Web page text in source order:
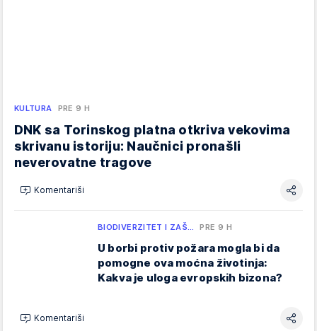
KULTURA PRE 9 H
DNK sa Torinskog platna otkriva vekovima
skrivanu istoriju: Naučnici pronašli
neverovatne tragove
Komentariši
BIODIVERZITET I ZAŠ… PRE 9 H
U borbi protiv požara mogla bi da
pomogne ova moćna životinja:
Kakva je uloga evropskih bizona?
Komentariši